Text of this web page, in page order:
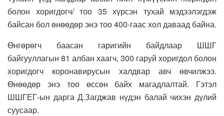
болон хоригдогч/ тоо 35 хүрсэн тухай мэдээлэгдэж
байсан бол өнөөдөр энэ тоо 400-гаас хол даваад байна.
Өнгөрөгч баасан гаригийн байдлаар ШШГ
байгууллагын 81 албан хаагч, 300 гаруй хоригдол болон
хоригдогч коронавирусын халдвар авч өвчилжээ.
Өнөөдөр энэ тоо өссөн байх магадлалтай. Гэтэл
ШШГЕГ-ын дарга Д.Загджав нүдэн балай чихэн дүлий
суусаар.